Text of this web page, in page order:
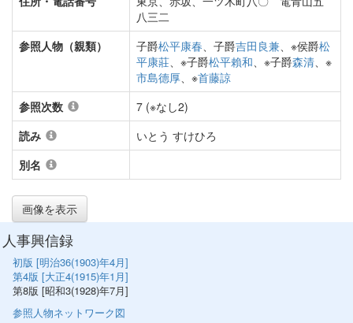
八三二
参照人物（親類）
子爵松平康春、子爵吉田良兼、※侯爵松
平康莊、※子爵松平賴和、※子爵森清、※
市島德厚、※首藤諒
参照次数
7 (※なし2)
読み
いとう すけひろ
別名
画像を表示
人事興信録
初版 [明治36(1903)年4月]
第4版 [大正4(1915)年1月]
第8版 [昭和3(1928)年7月]
参照人物ネットワーク図